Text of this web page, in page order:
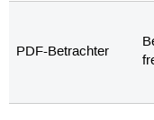
PDF-Betrachter